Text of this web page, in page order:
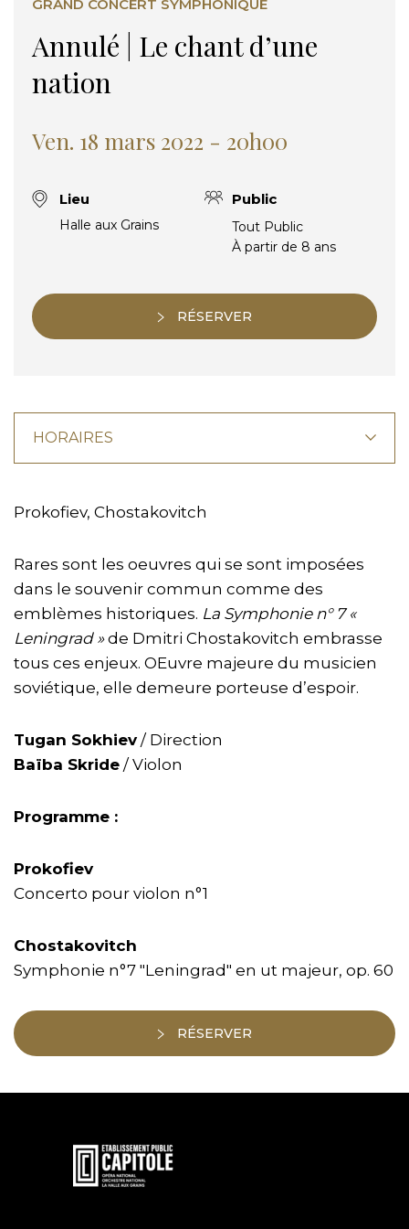
Annulé | Le chant d’une
nation
GRAND CONCERT SYMPHONIQUE
Ven. 18 mars 2022 - 20h00
Lieu
Halle aux Grains
Public
Tout Public
À partir de 8 ans
RÉSERVER
HORAIRES
Prokofiev, Chostakovitch
Rares sont les oeuvres qui se sont imposées
dans le souvenir commun comme des
emblèmes historiques. La Symphonie n° 7 «
Leningrad »de Dmitri Chostakovitch embrasse
tous ces enjeux. OEuvre majeure du musicien
soviétique, elle demeure porteuse d’espoir.
Tugan Sokhiev/ Direction
Baïba Skride / Violon
Programme :
Prokofiev
Concerto pour violon n°1
Chostakovitch
Symphonie n°7 "Leningrad" en ut majeur, op. 60
RÉSERVER
En
savoir